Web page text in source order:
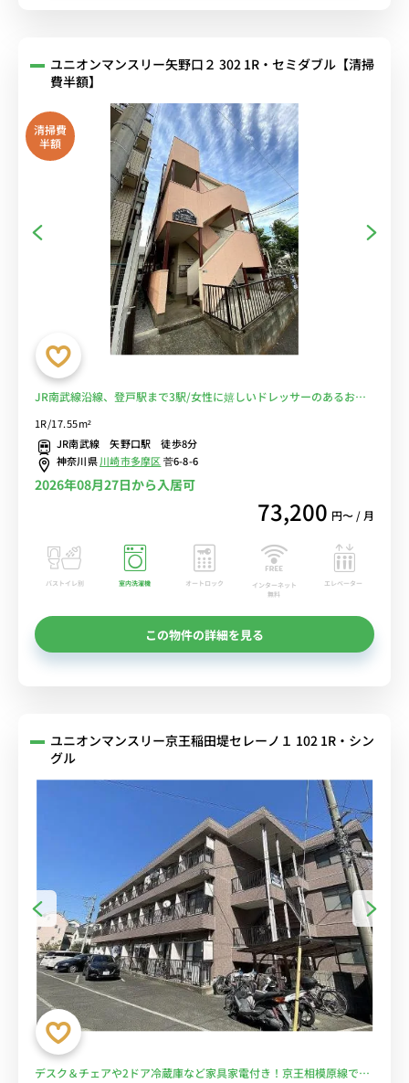
ユニオンマンスリー矢野口２ 302 1R・セミダブル【清掃
費半額】
清掃費
半額
JR南武線沿線、登戸駅まで3駅/女性に嬉しいドレッサーのあるお部
1R/17.55m²
JR南武線 矢野口駅 徒歩8分
神奈川県川崎市多摩区菅6-8-6
2026年08月27日から入居可
73,200 円〜 / 月
バストイレ別 室内洗濯機 オートロック
インターネット
無料
エレベーター
この物件の詳細を見る
ユニオンマンスリー京王稲田堤セレーノ１ 102 1R・シン
グル
デスク＆チェアや2ドア冷蔵庫など家具家電付き！京王相模原線で橋